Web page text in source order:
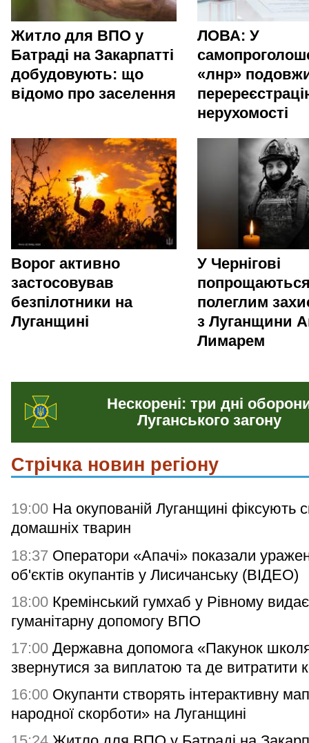
Житло для ВПО у
Батраді на Закарпатті
добудовують: що
відомо про заселення
ЛОВА: У
«лнр»
нерухомості
Ворог активно
застосовував
безпілотники на
Луганщині
У Чернігові
полеглим
з Луганщини
Лимарем
Нескорені: три дні
Луганського загону
Стрічка новин регіону
19:00 На окупованій Луганщині фіксують
домашніх тварин
18:37 Оператори «Апачі» показали
об'єктів окупантів у Лисичанську (ВІДЕО)
18:00 Кремінський гумхаб у Рівному видає
гуманітарну допомогу ВПО
17:00 Державна допомога «Пакунок
звернутися за виплатою та де витратити
16:00 Окупанти створять інтерактивну
народної скорботи» на Луганщині